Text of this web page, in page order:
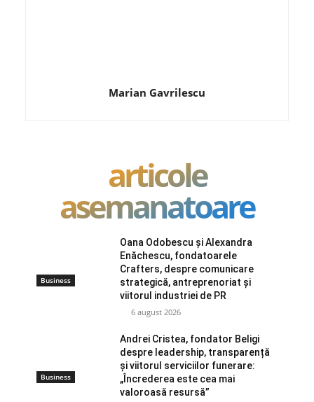
Marian Gavrilescu
articole
asemanatoare
Business
Oana Odobescu și Alexandra
Enăchescu, fondatoarele
Crafters, despre comunicare
strategică, antreprenoriat și
viitorul industriei de PR
6 august 2026
Business
Andrei Cristea, fondator Beligi
despre leadership, transparență
și viitorul serviciilor funerare:
„Încrederea este cea mai
valoroasă resursă”